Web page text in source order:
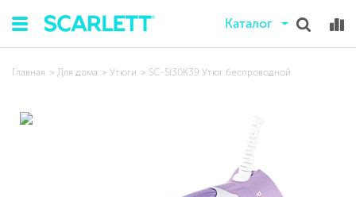
Каталог
Главная Для дома Утюги SC-SI30K39 Утюг беспроводной